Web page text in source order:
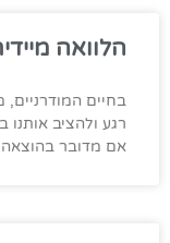
הלוואה מיידית
בחיים המודרניים,
רגע ולהציב אותנו
אם מדובר בהוצאה